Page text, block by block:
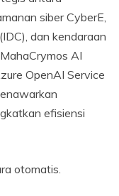
siber CyberE,
dan kendaraan
AI
OpenAI Service
efisiensi
otomatis.